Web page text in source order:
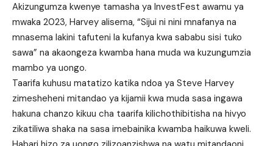
Akizungumza kwenye tamasha ya InvestFest awamu ya
mwaka 2023, Harvey alisema, “Sijui ni nini mnafanya na
mnasema lakini tafuteni la kufanya kwa sababu sisi tuko
sawa” na akaongeza kwamba hana muda wa kuzungumzia
mambo ya uongo.
Taarifa kuhusu matatizo katika ndoa ya Steve Harvey
zimesheheni mitandao ya kijamii kwa muda sasa ingawa
hakuna chanzo kikuu cha taarifa kilichothibitisha na hivyo
zikatiliwa shaka na sasa imebainika kwamba haikuwa kweli.